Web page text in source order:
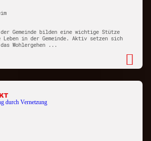
Gemeinde bilden eine wichtige Stütze
in der Gemeinde. Aktiv setzen sich
Wohlergehen ...